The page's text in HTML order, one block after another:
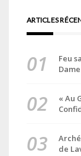
ARTICLES
Feu
« Au
de